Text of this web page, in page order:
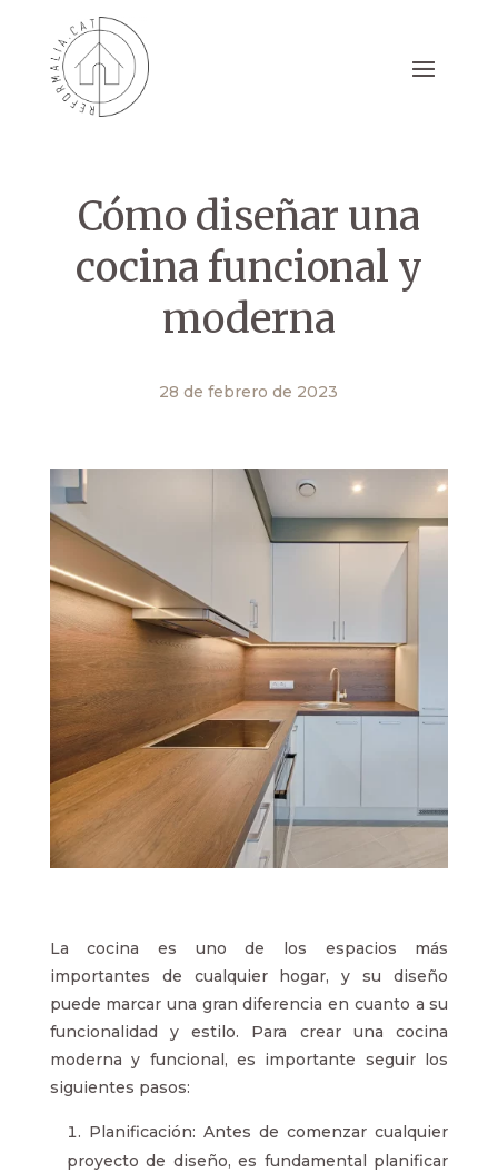
Cómo diseñar una
cocina funcional y
moderna
28 de febrero de 2023
La cocina es uno de los espacios más
importantes de cualquier hogar, y su diseño
puede marcar una gran diferencia en cuanto a su
funcionalidad y estilo. Para crear una cocina
moderna y funcional, es importante seguir los
siguientes pasos:
Planificación: Antes de comenzar cualquier
proyecto de diseño, es fundamental planificar